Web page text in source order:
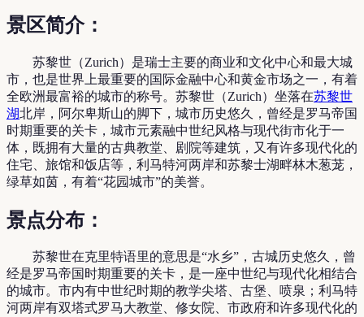
景区简介：
苏黎世（Zurich）是瑞士主要的商业和文化中心和最大城
市，也是世界上最重要的国际金融中心和黄金市场之一，有着
全欧洲最富裕的城市的称号。苏黎世（Zurich）坐落在苏黎世
湖北岸，阿尔卑斯山的脚下，城市历史悠久，曾经是罗马帝国
时期重要的关卡，城市元素融中世纪风格与现代街市化于一
体，既拥有大量的古典教堂、剧院等建筑，又有许多现代化的
住宅、旅馆和饭店等，利马特河两岸和苏黎士湖畔林木葱茏，
绿草如茵，有着“花园城市”的美誉。
景点分布：
苏黎世在克里特语里的意思是“水乡”，古城历史悠久，曾
经是罗马帝国时期重要的关卡，是一座中世纪与现代化相结合
的城市。市内有中世纪时期的教学尖塔、古堡、喷泉；利马特
河两岸有双塔式罗马大教堂、修女院、市政府和许多现代化的